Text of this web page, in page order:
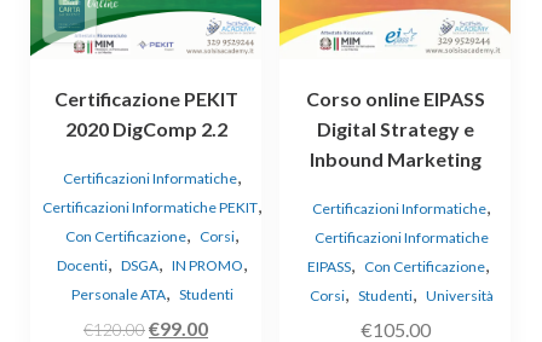
Certificazione PEKIT
2020 DigComp 2.2
Certificazioni Informatiche,
Certificazioni Informatiche PEKIT,
Con Certificazione, Corsi,
Docenti, DSGA, IN PROMO,
Personale ATA, Studenti
€120.00Il
€99.00Il
Corso online EIPASS
Digital Strategy e
Inbound Marketing
Certificazioni Informatiche,
Certificazioni Informatiche
EIPASS, Con Certificazione,
Corsi, Studenti, Università
€105.00